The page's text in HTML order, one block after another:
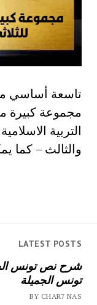
LATEST POSTS
شرح نص تونس
تونس الجميلة
BY CHAR7 NAS
تاسعة أساسي
مجموعة كبيرة
والثالث – كما